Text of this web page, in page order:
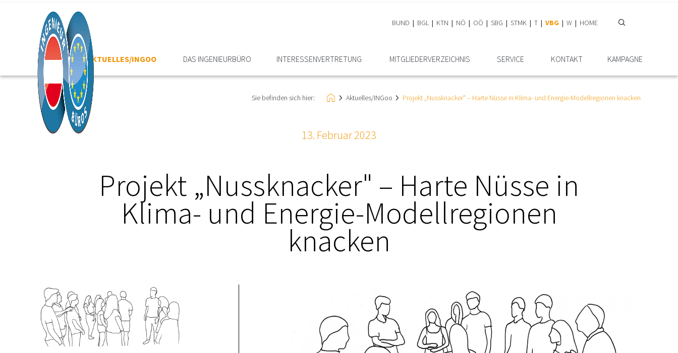
BUND BGL KTN NÖ OÖ SBG STMK T VBG W HOME
HOME AKTUELLES/INGOO DAS INGENIEURBÜRO INTERESSEN­VERTRETUNG MITGLIEDER­VERZEICHNIS SERVICE KONTAKT KAMPAGNE
Sie befinden sich hier: Aktuelles/INGoo Projekt „Nussknacker" – Harte Nüsse in Klima- und Energie-Modellregionen knacken
13. Februar 2023
Projekt „Nussknacker" – Harte Nüsse in
Klima- und Energie-Modellregionen
knacken